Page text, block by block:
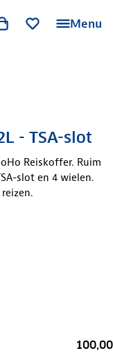
Menu
- TSA-slot
Reiskoffer. Ruim
slot en 4 wielen.
100,00